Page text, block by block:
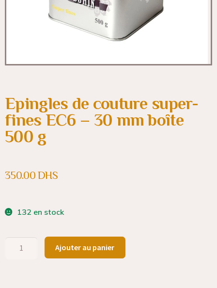
Epingles de couture super-
fines EC6 – 30 mm boîte
500 g
350.00DHS
132 en stock
Ajouter au panier